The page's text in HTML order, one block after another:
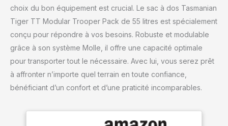
choix du bon équipement est crucial. Le sac à dos Tasmanian
Tiger TT Modular Trooper Pack de 55 litres est spécialement
conçu pour répondre à vos besoins. Robuste et modulable
grâce à son système Molle, il offre une capacité optimale
pour transporter tout le nécessaire. Avec lui, vous serez prêt
à affronter n’importe quel terrain en toute confiance,
bénéficiant d’un confort et d’une praticité incomparables.